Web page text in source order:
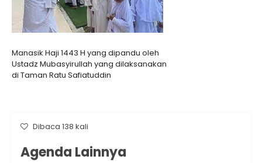
Manasik Haji 1443 H yang dipandu oleh
Ustadz Mubasyirullah yang dilaksanakan
di Taman Ratu Safiatuddin
Dibaca 138 kali
Agenda Lainnya